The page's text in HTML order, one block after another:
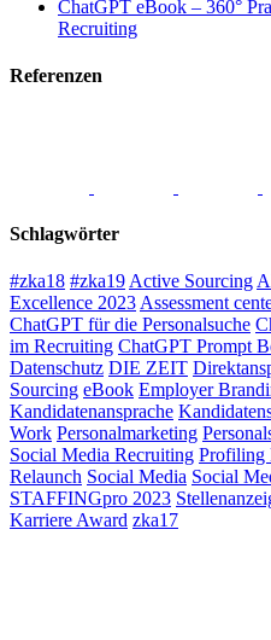
ChatGPT eBook – 360°
Recruiting
Referenzen
Schlagwörter
#zka18 #zka19 Active Sourcing
Excellence 2023 Assessment
ChatGPT für die Personalsuche
im Recruiting ChatGPT Prompt
Datenschutz DIE ZEIT
Sourcing eBook Employer
Kandidatenansprache
Work Personalmarketing
Social Media Recruiting Profiling
Relaunch Social Media Social
STAFFINGpro 2023
Karriere Award zka17